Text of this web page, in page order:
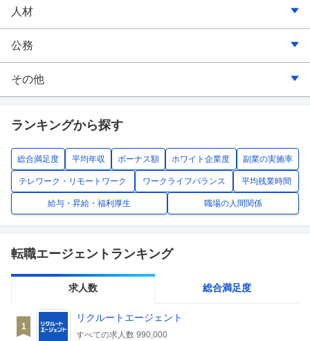
医療機器
半導体・電気・電子
総合電機
コンピュータ・通信機器
自動車・輸送機器関連
その他（メーカー）
家具・インテリア
紙・パルプ
医薬品・化粧品
その他（金融・保険）
学術・開発研究機関
保健衛生
保育
福祉・介護
清掃
自動車整備
整備・メンテナンス
その他（清掃・整備・メンテナンス・警備）
人材
職業紹介
人材派遣
その他（人材）
公務
国家公務
その他（公務）
その他
団体・連合会
宗教
その他
ランキングから探す
総合満足度 平均年収 ボーナス額 ホワイト企業度 副業の実施率
テレワーク・リモートワーク ワークライフバランス 平均残業時間
給与・昇給・福利厚生 職場の人間関係
転職エージェントランキング
求人数 総合満足度
1
リクルートエージェント
すべての求人数 990,000